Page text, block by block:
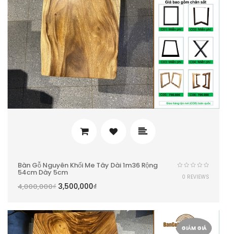
Bàn Gỗ Nguyên Khối Me Tây Dài 1m36 Rộng
54cm Dày 5cm
4,000,000₫ 3,500,000₫
0 REVIEWS
GIẢM GIÁ